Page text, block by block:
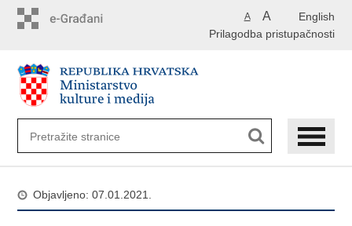
English
A A
Prilagodba pristupačnosti
Objavljeno: 07.01.2021.